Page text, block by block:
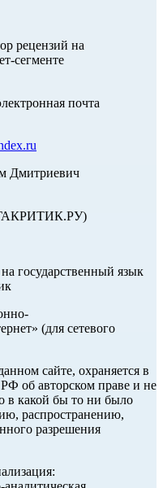
рецензий на
сегменте
почта
Дмитриевич
государственный язык
(для сетевого
сайте, охраняется в
РФ об авторском праве и не
в какой бы то ни было
распространению,
разрешения